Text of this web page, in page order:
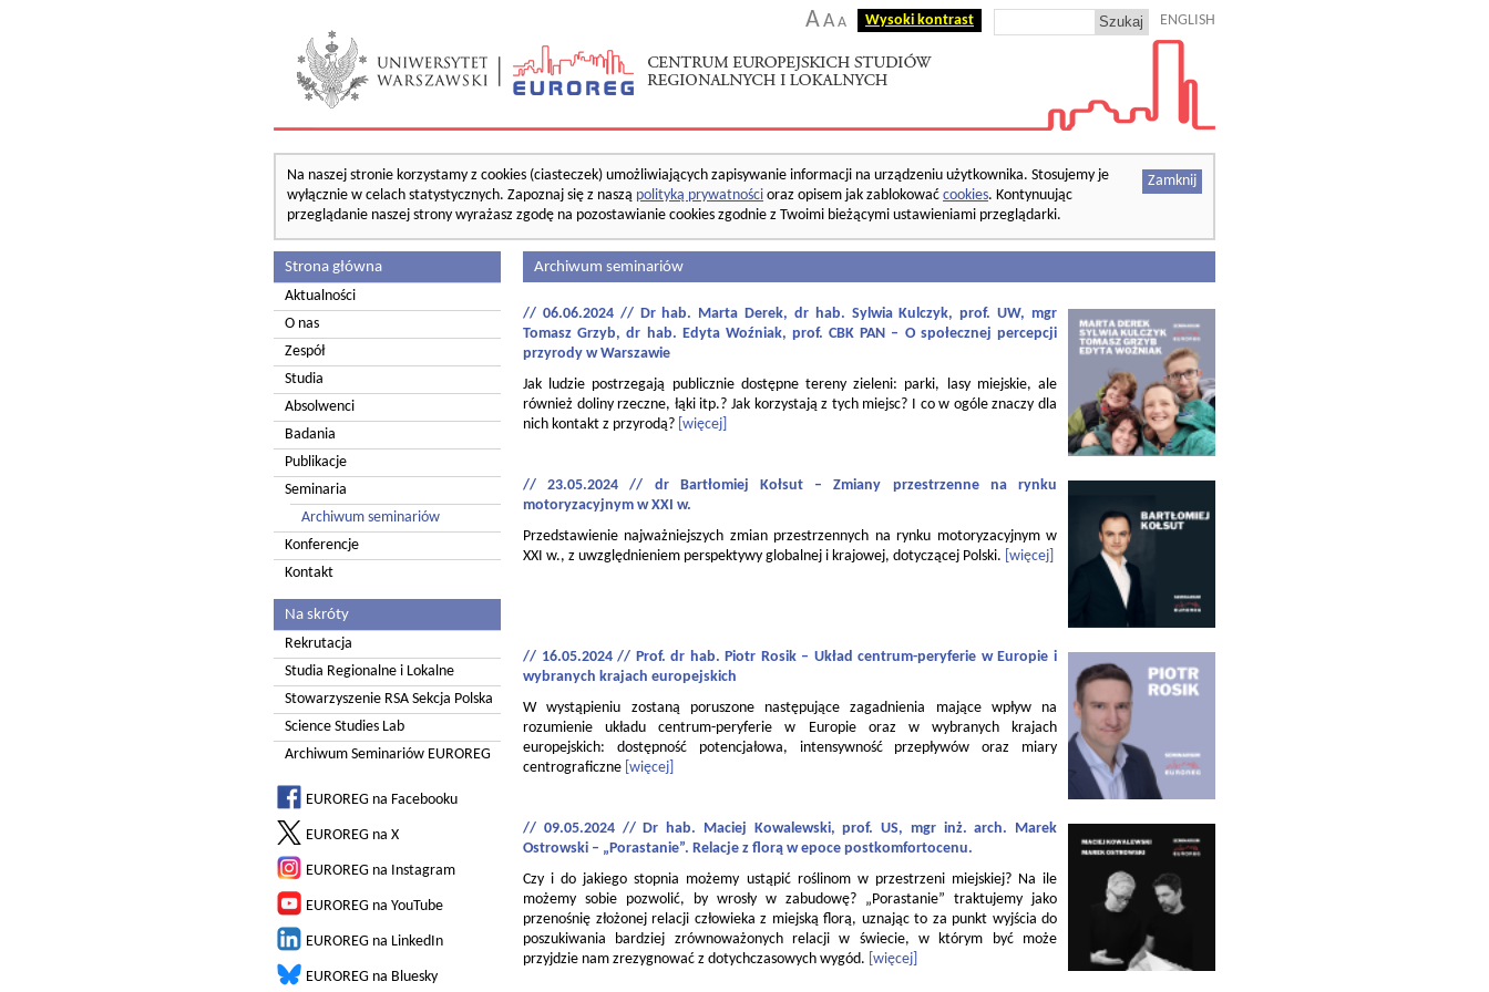
AA A Wysoki kontrast ENGLISH
Zamknij
Na naszej stronie korzystamy z cookies (ciasteczek) umożliwiających zapisywanie informacji na urządzeniu użytkownika. Stosujemy je
wyłącznie w celach statystycznych. Zapoznaj się z naszą polityką prywatności oraz opisem jak zablokować cookies. Kontynuując
przeglądanie naszej strony wyrażasz zgodę na pozostawianie cookies zgodnie z Twoimi bieżącymi ustawieniami przeglądarki.
Strona główna
Aktualności
O nas
Zespół
Studia
Absolwenci
Badania
Publikacje
Seminaria
Archiwum seminariów
Konferencje
Kontakt
Na skróty
Rekrutacja
Studia Regionalne i Lokalne
Stowarzyszenie RSA Sekcja Polska
Science Studies Lab
Archiwum Seminariów EUROREG
EUROREG na Facebooku
EUROREG na X
EUROREG na Instagram
EUROREG na YouTube
EUROREG na LinkedIn
EUROREG na Bluesky
Archiwum seminariów
// 06.06.2024 // Dr hab. Marta Derek, dr hab. Sylwia Kulczyk, prof. UW, mgr
Tomasz Grzyb, dr hab. Edyta Woźniak, prof. CBK PAN – O społecznej percepcji
przyrody w Warszawie
Jak ludzie postrzegają publicznie dostępne tereny zieleni: parki, lasy miejskie, ale
również doliny rzeczne, łąki itp.? Jak korzystają z tych miejsc? I co w ogóle znaczy dla
nich kontakt z przyrodą? [więcej]
// 23.05.2024 // dr Bartłomiej Kołsut – Zmiany przestrzenne na rynku
motoryzacyjnym w XXI w.
Przedstawienie najważniejszych zmian przestrzennych na rynku motoryzacyjnym w
XXI w., z uwzględnieniem perspektywy globalnej i krajowej, dotyczącej Polski. [więcej]
// 16.05.2024 // Prof. dr hab. Piotr Rosik – Układ centrum-peryferie w Europie i
wybranych krajach europejskich
W wystąpieniu zostaną poruszone następujące zagadnienia mające wpływ na
rozumienie układu centrum-peryferie w Europie oraz w wybranych krajach
europejskich: dostępność potencjałowa, intensywność przepływów oraz miary
centrograficzne [więcej]
// 09.05.2024 // Dr hab. Maciej Kowalewski, prof. US, mgr inż. arch. Marek
Ostrowski – „Porastanie”. Relacje z florą w epoce postkomfortocenu.
Czy i do jakiego stopnia możemy ustąpić roślinom w przestrzeni miejskiej? Na ile
możemy sobie pozwolić, by wrosły w zabudowę? „Porastanie” traktujemy jako
przenośnię złożonej relacji człowieka z miejską florą, uznając to za punkt wyjścia do
poszukiwania bardziej zrównoważonych relacji w świecie, w którym być może
przyjdzie nam zrezygnować z dotychczasowych wygód. [więcej]